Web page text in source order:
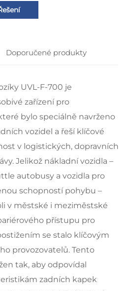
Doporučené produkty
UVL-F-700 je
zařízení pro
bylo speciálně navrženo
vozidel a řeší klíčové
v logistických, dopravních
Jelikož nákladní vozidla –
autobusy a vozidla pro
schopností pohybu –
v městské i meziměstské
přístupu pro
se stalo klíčovým
provozovatelů. Tento
tak, aby odpovídal
zadních kapek